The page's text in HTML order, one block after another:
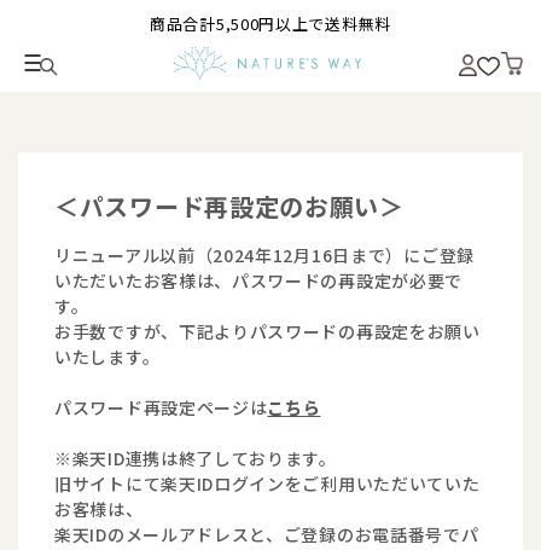
商品合計5,500円以上で送料無料
＜パスワード再設定のお願い＞
リニューアル以前（2024年12月16日まで）にご登録
いただいたお客様は、パスワードの再設定が必要で
す。
お手数ですが、下記よりパスワードの再設定をお願い
いたします。
パスワード再設定ページはこちら
※楽天ID連携は終了しております。
旧サイトにて楽天IDログインをご利用いただいていた
お客様は、
楽天IDのメールアドレスと、ご登録のお電話番号でパ